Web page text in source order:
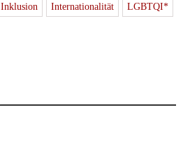
Inklusion Internationalität LGBTQI*